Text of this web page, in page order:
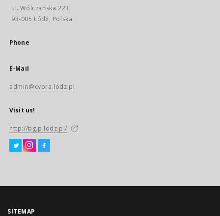
ul. Wólczańska 223
93-005 Łódź, Polska
Phone
E-Mail
admin@cybra.lodz.pl
Visit us!
http://bg.p.lodz.pl/
SITEMAP